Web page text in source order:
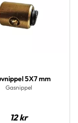
5X7 mm
Gasnippel
12kr